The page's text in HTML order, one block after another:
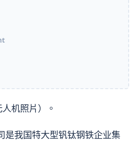
机照片）。
是我国特大型钒钛钢铁企业集